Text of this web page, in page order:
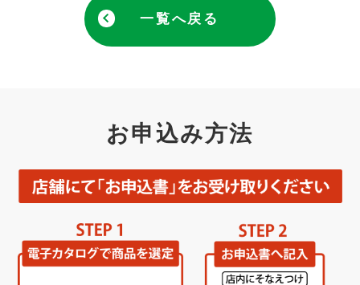
一覧へ戻る
お申込み方法